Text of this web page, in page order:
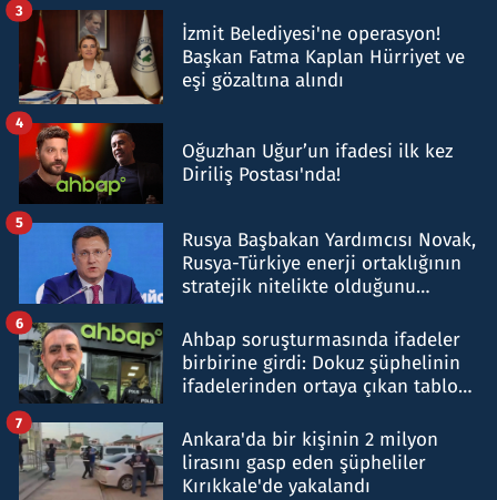
İzmit Belediyesi'ne operasyon!
Başkan Fatma Kaplan Hürriyet ve
eşi gözaltına alındı
3
Oğuzhan Uğur’un ifadesi ilk kez
Diriliş Postası'nda!
4
Rusya Başbakan Yardımcısı Novak,
Rusya-Türkiye enerji ortaklığının
stratejik nitelikte olduğunu
5
Ahbap soruşturmasında ifadeler
birbirine girdi: Dokuz şüphelinin
ifadelerinden ortaya çıkan tablo
6
Ankara'da bir kişinin 2 milyon
lirasını gasp eden şüpheliler
Kırıkkale'de yakalandı
7